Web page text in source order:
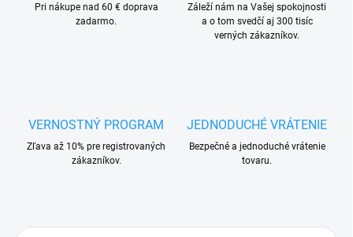
Pri nákupe nad 60 € doprava
zadarmo.
Záleží nám na Vašej spokojnosti
a o tom svedčí aj 300 tisíc
verných zákazníkov.
VERNOSTNÝ PROGRAM
Zľava až 10% pre registrovaných
zákazníkov.
JEDNODUCHÉ VRÁTENIE
Bezpečné a jednoduché vrátenie
tovaru.